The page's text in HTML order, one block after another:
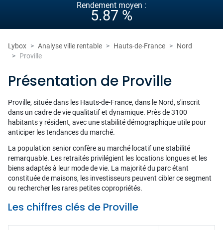
Rendement moyen :
5.87 %
Lybox Analyse ville rentable Hauts-de-France
Nord
Proville
Présentation de Proville
Proville, située dans les Hauts-de-France, dans le Nord, s'inscrit
dans un cadre de vie qualitatif et dynamique. Près de 3100
habitants y résident, avec une stabilité démographique utile pour
anticiper les tendances du marché.
La population senior confère au marché locatif une stabilité
remarquable. Les retraités privilégient les locations longues et les
biens adaptés à leur mode de vie. La majorité du parc étant
constituée de maisons, les investisseurs peuvent cibler ce segment
ou rechercher les rares petites copropriétés.
Les chiffres clés de Proville